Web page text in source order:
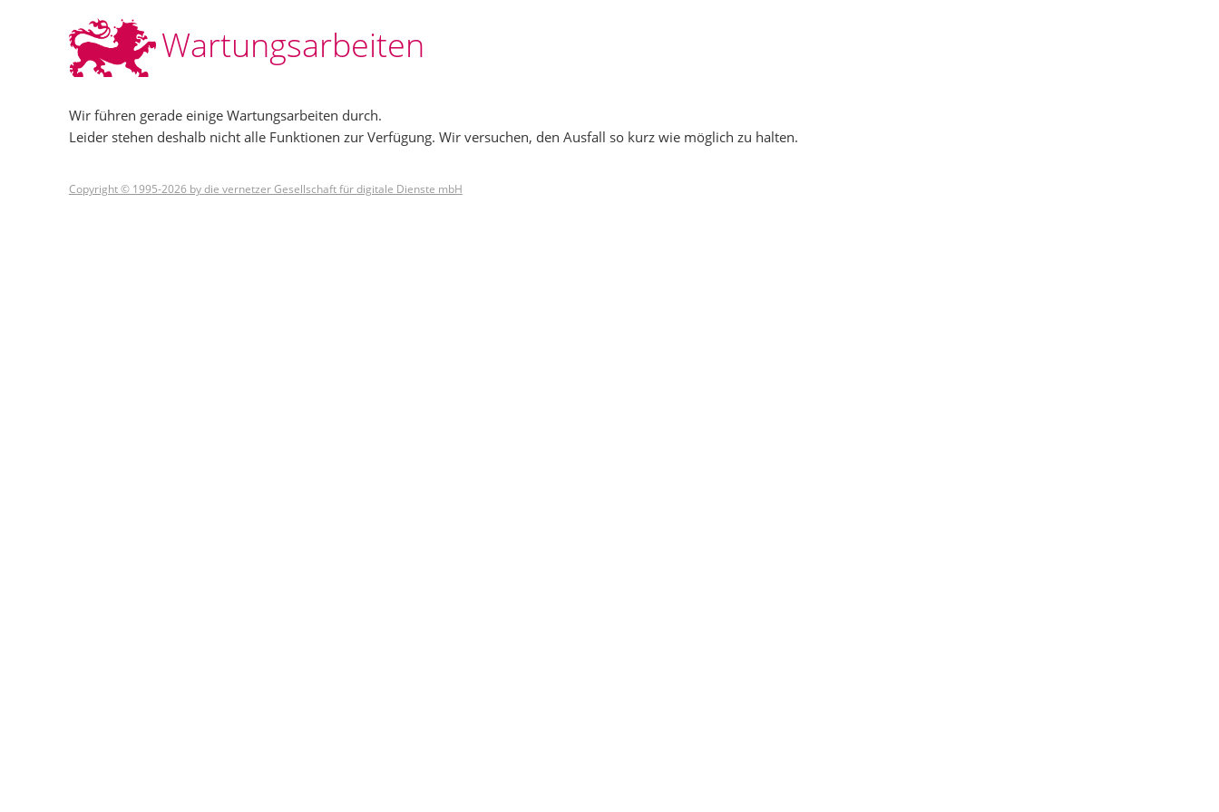
Wartungsarbeiten
Wir führen gerade einige Wartungsarbeiten durch.
Leider stehen deshalb nicht alle Funktionen zur Verfügung. Wir versuchen, den Ausfall so kurz wie möglich zu halten.
Copyright © 1995-2026 by die vernetzer Gesellschaft für digitale Dienste mbH